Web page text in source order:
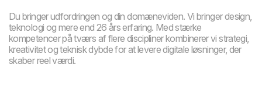
Du bringer udfordringen og din domæneviden. Vi bringer design,
teknologi og mere end 26 års erfaring. Med stærke
kompetencer på tværs af flere discipliner kombinerer vi strategi,
kreativitet og teknisk dybde for at levere digitale løsninger, der
skaber reel værdi.